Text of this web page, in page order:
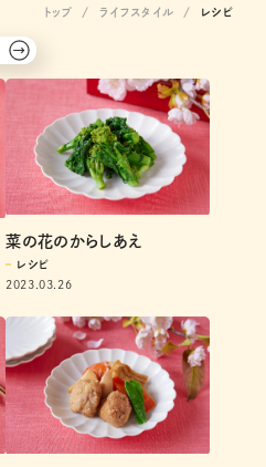
トップ ライフスタイル レシピ
菜の花のからしあえ
レシピ
2023.03.26